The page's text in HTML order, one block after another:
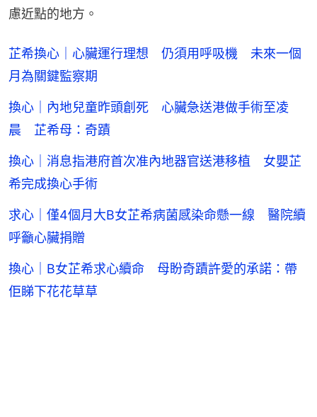
慮近點的地方。
芷希換心｜心臟運行理想 仍須用呼吸機 未來一個
月為關鍵監察期
換心｜內地兒童昨頭創死 心臟急送港做手術至凌
晨 芷希母：奇蹟
換心｜消息指港府首次准內地器官送港移植 女嬰芷
希完成換心手術
求心｜僅4個月大B女芷希病菌感染命懸一線 醫院續
呼籲心臟捐贈
換心｜B女芷希求心續命 母盼奇蹟許愛的承諾：帶
佢睇下花花草草